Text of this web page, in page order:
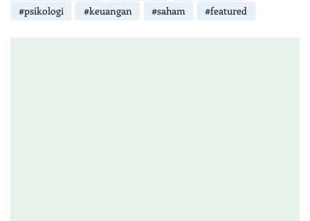
#psikologi
#keuangan #saham #featured